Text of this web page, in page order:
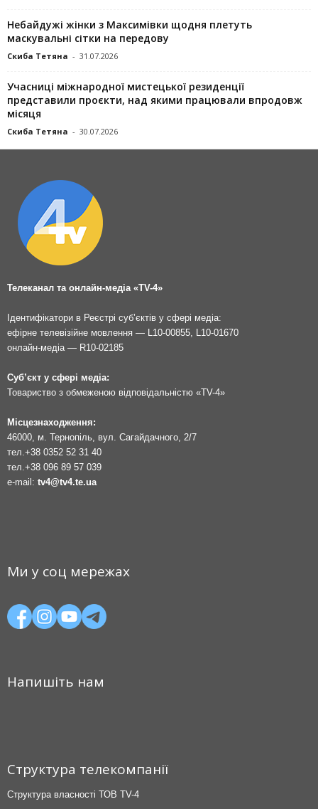
Небайдужі жінки з Максимівки щодня плетуть
маскувальні сітки на передову
Скиба Тетяна - 31.07.2026
Учасниці міжнародної мистецької резиденції
представили проєкти, над якими працювали впродовж
місяця
Скиба Тетяна - 30.07.2026
Телеканал та онлайн-медіа «TV-4»
Ідентифікатори в Реєстрі суб’єктів у сфері медіа:
ефірне телевізійне мовлення — L10-00855, L10-01670
онлайн-медіа — R10-02185
Суб’єкт у сфері медіа:
Товариство з обмеженою відповідальністю «TV-4»
Місцезнаходження:
46000, м. Тернопіль, вул. Сагайдачного, 2/7
тел. +38 0352 52 31 40
тел. +38 096 89 57 039
e-mail: tv4@tv4.te.ua
Ми у соц мережах
Напишіть нам
Структура телекомпанії
Структура власності ТОВ TV-4